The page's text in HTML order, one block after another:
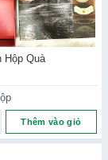
Hộp Quà
Hộp Quà số
Thêm vào giỏ